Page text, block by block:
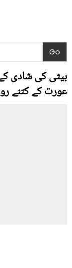
بیٹی کی شادی
عورت کے کتنے